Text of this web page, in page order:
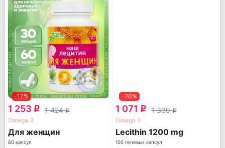
-12%
1 253 q 1 424q
Omega 3
Для женщин
60 капсул
-20%
1 071 q 1 339q
Omega 3
Lecithin 1200 mg
100 гелевых капсул